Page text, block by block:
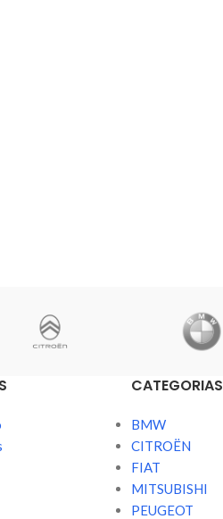
CATEGORIAS
BMW
CITROËN
FIAT
MITSUBISHI
PEUGEOT